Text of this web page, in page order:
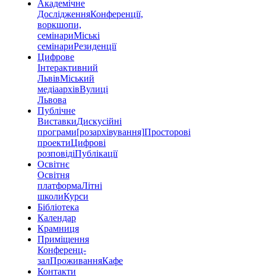
Академічне
ДослідженняКонференції,
воркшопи,
семінариМіські
семінариРезиденції
Цифрове
Інтерактивний
ЛьвівМіський
медіаархівВулиці
Львова
Публічне
ВиставкиДискусійні
програми[розархівування]Просторові
проектиЦифрові
розповідіПублікації
Освітнє
Освітня
платформаЛітні
школиКурси
Бібліотека
Календар
Крамниця
Приміщення
Конференц-
залПроживанняКафе
Контакти